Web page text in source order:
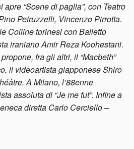
“Scene di paglia”, con Teatro
Petruzzelli, Vincenzo Pirrotta.
Colline torinesi con Balletto
iraniano Amir Reza Koohestani.
fra gli altri, il “Macbeth”
il videoartista giapponese Shiro
A Milano, l’88enne
assoluta di “Je me fut”. Infine a
diretta Carlo Cerciello–